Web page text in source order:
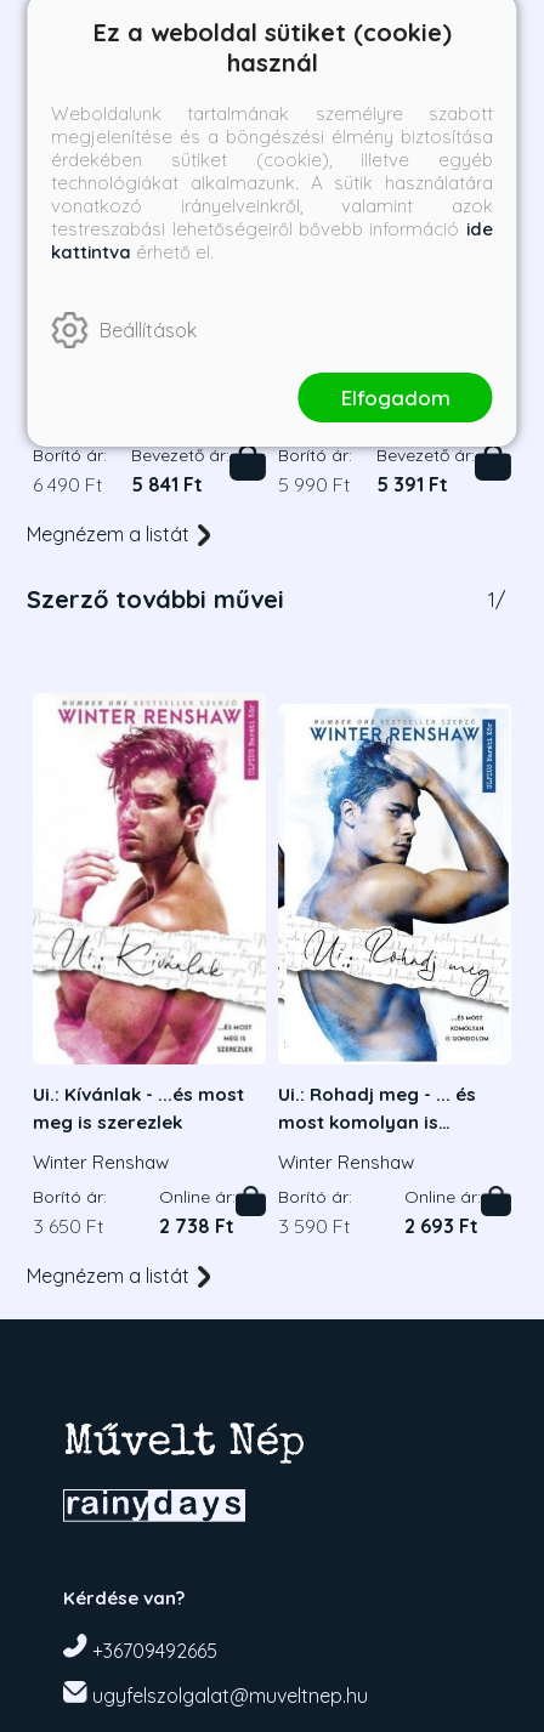
Stealing home - Elfutás -
Borító ár:
6 490 Ft
Bevezető ár:
5 841 Ft
Éldekorált kiadás
Grace Reilly
Borító ár:
5 990 Ft
Bevezető ár:
5 391 Ft
Megnézem a listát
Szerző további művei 1/
Ui.: Kívánlak - ...és most
meg is szerezlek
Winter Renshaw
Borító ár:
3 650 Ft
Online ár:
2 738 Ft
Ui.: Rohadj meg - ... és
most komolyan is
Winter Renshaw
Borító ár:
3 590 Ft
Online ár:
2 693 Ft
Megnézem a listát
Kérdése van?
+36709492665
ugyfelszolgalat@muveltnep.hu
Ez a weboldal sütiket (cookie)
használ
Weboldalunk tartalmának személyre szabott
megjelenítése és a böngészési élmény biztosítása
érdekében sütiket (cookie), illetve egyéb
technológiákat alkalmazunk. A sütik használatára
vonatkozó irányelveinkről, valamint azok
testreszabási lehetőségeiről bővebb információ ide
kattintva érhető el.
Beállítások
Elfogadom